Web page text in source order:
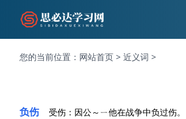
您的当前位置： 网站首页 > 近义词 >
负伤 受伤：因公～ㄧ他在战争中负过伤。